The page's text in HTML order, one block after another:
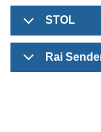
STOL
Rai